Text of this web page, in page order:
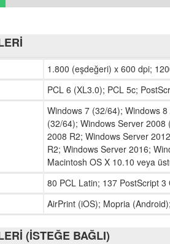
1.800 (eşdeğeri) x 600 dpi;
PCL 6 (XL3.0); PCL 5c;
Windows 7 (32/64); Windows
(32/64); Windows Server
2008 R2; Windows Server
R2; Windows Server 2016;
Macintosh OS X 10.10 veya
80 PCL Latin; 137 PostScript
AirPrint (iOS); Mopria
(ISTEĞE BAĞLI)